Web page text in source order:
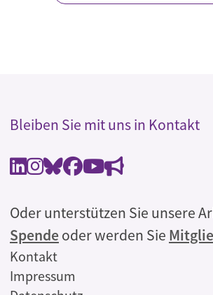
Bleiben Sie mit uns in Kontakt
Oder unterstützen Sie unsere
Spendeoder werden Sie
Rechtliches
Kontakt
Impressum